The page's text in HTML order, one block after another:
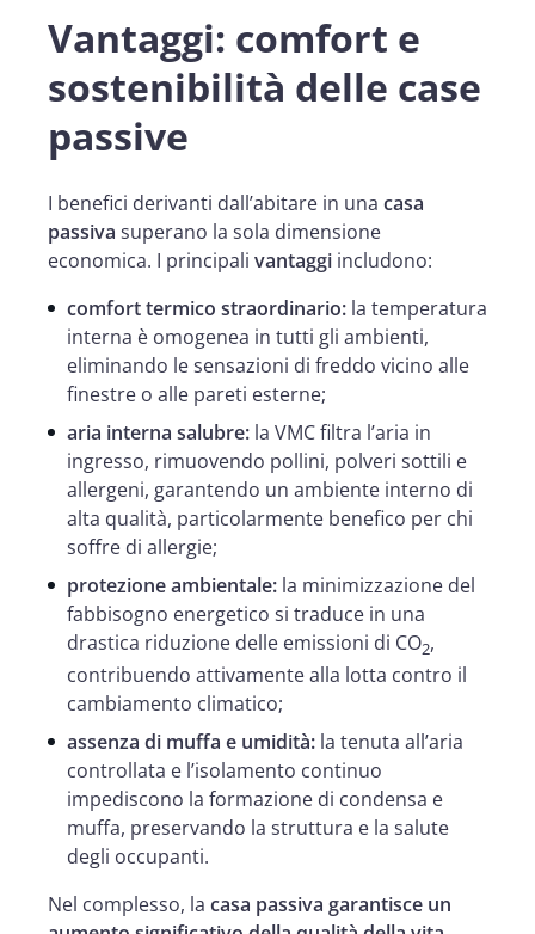
Vantaggi: comfort e
sostenibilità delle case
passive
I benefici derivanti dall’abitare in una casa
passiva superano la sola dimensione
economica. I principali vantaggi includono:
comfort termico straordinario: la temperatura
interna è omogenea in tutti gli ambienti,
eliminando le sensazioni di freddo vicino alle
finestre o alle pareti esterne;
aria interna salubre: la VMC filtra l’aria in
ingresso, rimuovendo pollini, polveri sottili e
allergeni, garantendo un ambiente interno di
alta qualità, particolarmente benefico per chi
soffre di allergie;
protezione ambientale: la minimizzazione del
fabbisogno energetico si traduce in una
drastica riduzione delle emissioni di CO2,
contribuendo attivamente alla lotta contro il
cambiamento climatico;
assenza di muffa e umidità: la tenuta all’aria
controllata e l’isolamento continuo
impediscono la formazione di condensa e
muffa, preservando la struttura e la salute
degli occupanti.
Nel complesso, la casa passiva garantisce un